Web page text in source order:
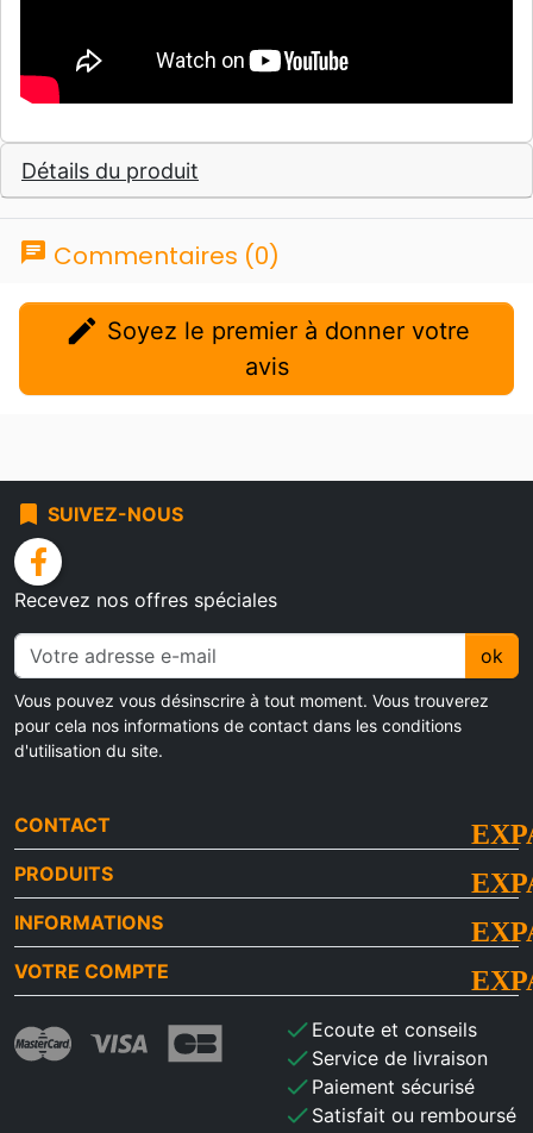
Détails du produit
chat Commentaires (0)
edit
avis
bookmark SUIVEZ-NOUS
facebook
Recevez nos offres spéciales
ok
Vous pouvez vous désinscrire à tout moment. Vous trouverez
pour cela nos informations de contact dans les conditions
d'utilisation du site.
CONTACT
PRODUITS
INFORMATIONS
VOTRE COMPTE
check Ecoute et conseils
check Service de livraison
check Paiement sécurisé
check Satisfait ou remboursé